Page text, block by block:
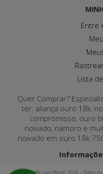
Entre
Lista
Quer Comprar?
ter: aliança ouro 18k,
compromisso, ouro
noivado, namoro e
noivado em ouro 18k
Joias MB Loja Oficial 2026 - Todos